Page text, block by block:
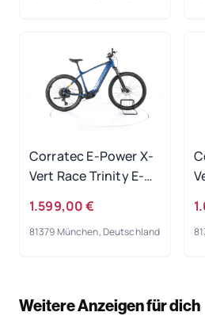
Corratec E-Power X-
Vert Race Trinity E-
1.599,00 €
81379 München, Deutschland
Weitere Anzeigen für dich